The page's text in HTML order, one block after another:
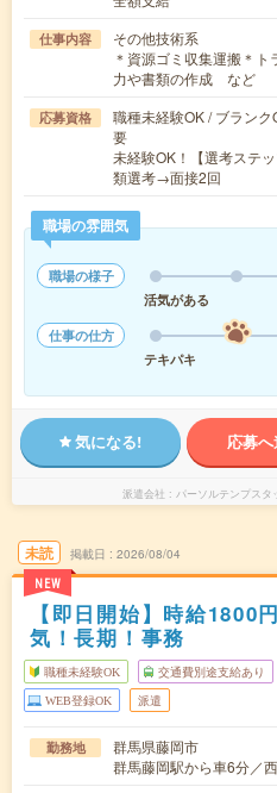
仕事内容
その他技術系
＊資源ゴミ収集運搬＊
力や書類の作成 など
応募資格
職種未経験OK / ブラン
要
未経験OK！【選考ステ
類選考→面接2回
職場の雰囲気
職場の様子
活気がある
仕事の仕方
テキパキ
気になる! 応募
派遣会社 パーソルテンプス
未読
NEW
掲載日 2026/08/04
【即日開始】時給1800
気！長期！事務
職種未経験OK 交通費別途支給あり
WEB登録OK 派遣
勤務地
群馬県藤岡市
群馬藤岡駅から車6分／